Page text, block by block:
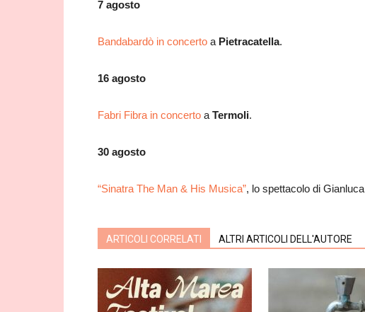
7 agosto
Bandabardò in concerto a Pietracatella.
16 agosto
Fabri Fibra in concerto a Termoli.
30 agosto
“Sinatra The Man & His Musica”, lo spettacolo di
ARTICOLI CORRELATI ALTRI ARTICOLI DELL'AUTORE